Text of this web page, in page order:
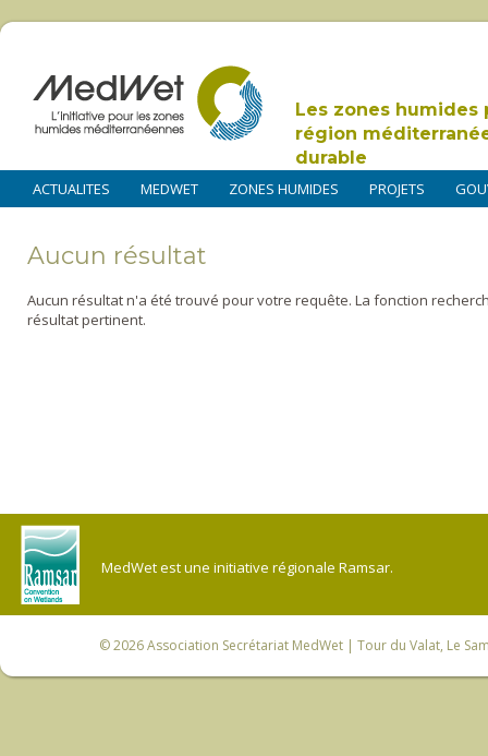
Les zones humides
région
durable
ACTUALITES MEDWET ZONES HUMIDES PROJETS
Aucun résultat
Aucun résultat n'a été trouvé pour votre requête. La fonction
résultat pertinent.
MedWet est une initiative régionale Ramsar.
© 2026Association Secrétariat MedWet | Tour du Valat, Le